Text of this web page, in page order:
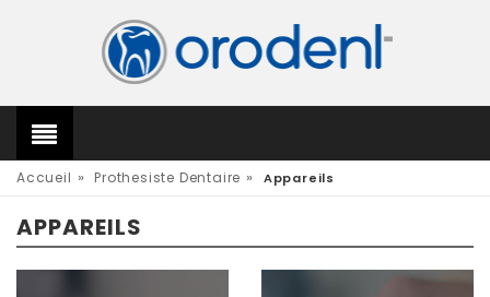
Accueil » Prothesiste Dentaire » Appareils
APPAREILS